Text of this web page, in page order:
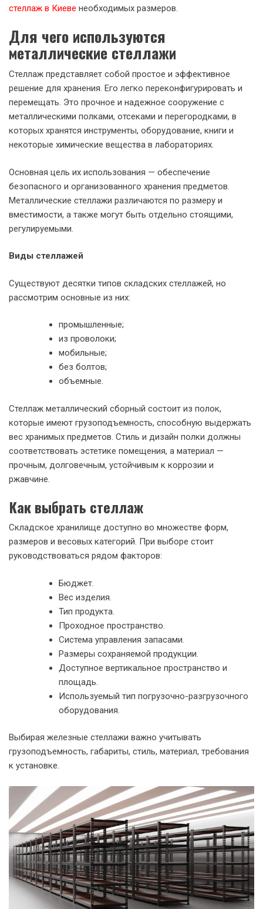
стеллаж в Киеве необходимых размеров.
Для чего используются
металлические стеллажи
Стеллаж представляет собой простое и эффективное
решение для хранения. Его легко переконфигурировать и
перемещать. Это прочное и надежное сооружение с
металлическими полками, отсеками и перегородками, в
которых хранятся инструменты, оборудование, книги и
некоторые химические вещества в лабораториях.
Основная цель их использования — обеспечение
безопасного и организованного хранения предметов.
Металлические стеллажи различаются по размеру и
вместимости, а также могут быть отдельно стоящими,
регулируемыми.
Виды стеллажей
Существуют десятки типов складских стеллажей, но
рассмотрим основные из них:
промышленные;
из проволоки;
мобильные;
без болтов;
объемные.
Стеллаж металлический сборный состоит из полок,
которые имеют грузоподъемность, способную выдержать
вес хранимых предметов. Стиль и дизайн полки должны
соответствовать эстетике помещения, а материал —
прочным, долговечным, устойчивым к коррозии и
ржавчине.
Как выбрать стеллаж
Складское хранилище доступно во множестве форм,
размеров и весовых категорий. При выборе стоит
руководствоваться рядом факторов:
Бюджет.
Вес изделия.
Тип продукта.
Проходное пространство.
Система управления запасами.
Размеры сохраняемой продукции.
Доступное вертикальное пространство и
площадь.
Используемый тип погрузочно-разгрузочного
оборудования.
Выбирая железные стеллажи важно учитывать
грузоподъемность, габариты, стиль, материал, требования
к установке.